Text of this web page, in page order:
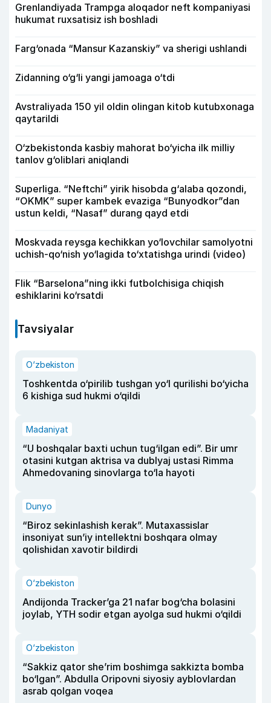
Grenlandiyada Trampga aloqador neft kompaniyasi
hukumat ruxsatisiz ish boshladi
Farg‘onada “Mansur Kazanskiy” va sherigi ushlandi
Zidanning o‘g‘li yangi jamoaga o‘tdi
Avstraliyada 150 yil oldin olingan kitob kutubxonaga
qaytarildi
O‘zbekistonda kasbiy mahorat bo‘yicha ilk milliy
tanlov g‘oliblari aniqlandi
Superliga. “Neftchi” yirik hisobda g‘alaba qozondi,
“OKMK” super kambek evaziga “Bunyodkor”dan
ustun keldi, “Nasaf” durang qayd etdi
Moskvada reysga kechikkan yo‘lovchilar samolyotni
uchish-qo‘nish yo‘lagida to‘xtatishga urindi (video)
Flik “Barselona”ning ikki futbolchisiga chiqish
eshiklarini ko‘rsatdi
Tavsiyalar
O‘zbekiston
Toshkentda o‘pirilib tushgan yo‘l qurilishi bo‘yicha
6 kishiga sud hukmi o‘qildi
Madaniyat
“U boshqalar baxti uchun tug‘ilgan edi”. Bir umr
otasini kutgan aktrisa va dublyaj ustasi Rimma
Ahmedovaning sinovlarga to‘la hayoti
Dunyo
“Biroz sekinlashish kerak”. Mutaxassislar
insoniyat sun’iy intellektni boshqara olmay
qolishidan xavotir bildirdi
O‘zbekiston
Andijonda Tracker’ga 21 nafar bog‘cha bolasini
joylab, YTH sodir etgan ayolga sud hukmi o‘qildi
O‘zbekiston
“Sakkiz qator she’rim boshimga sakkizta bomba
bo‘lgan”. Abdulla Oripovni siyosiy ayblovlardan
asrab qolgan voqea